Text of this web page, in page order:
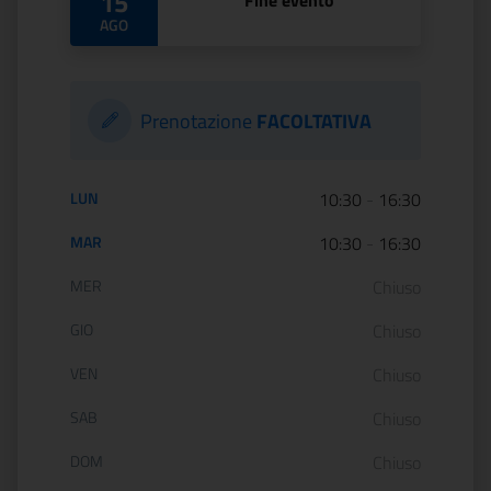
AGO
Prenotazione FACOLTATIVA
Orario di apertura:
LUN 10:30 16:30
MAR 10:30 16:30
MER
GIO
VEN
SAB
DOM